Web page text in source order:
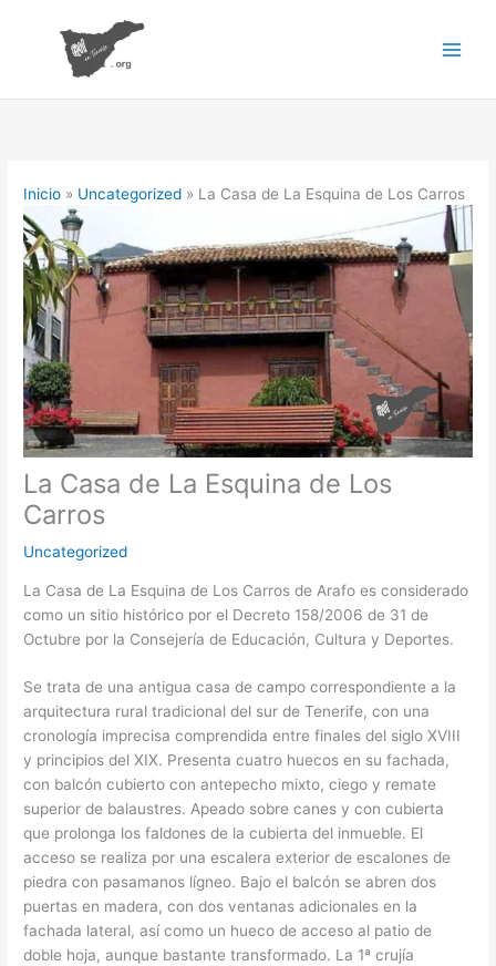
contenido
Inicio Uncategorized La Casa de La Esquina de Los Carros
La Casa de La Esquina de Los
Carros
Uncategorized
La Casa de La Esquina de Los Carros de Arafo es considerado
como un sitio histórico por el Decreto 158/2006 de 31 de
Octubre por la Consejería de Educación, Cultura y Deportes.
Se trata de una antigua casa de campo correspondiente a la
arquitectura rural tradicional del sur de Tenerife, con una
cronología imprecisa comprendida entre finales del siglo XVIII
y principios del XIX. Presenta cuatro huecos en su fachada,
con balcón cubierto con antepecho mixto, ciego y remate
superior de balaustres. Apeado sobre canes y con cubierta
que prolonga los faldones de la cubierta del inmueble. El
acceso se realiza por una escalera exterior de escalones de
piedra con pasamanos lígneo. Bajo el balcón se abren dos
puertas en madera, con dos ventanas adicionales en la
fachada lateral, así como un hueco de acceso al patio de
doble hoja, aunque bastante transformado. La 1ª crujía